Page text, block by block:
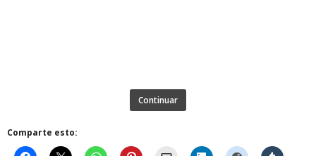
Continuar
Comparte esto: